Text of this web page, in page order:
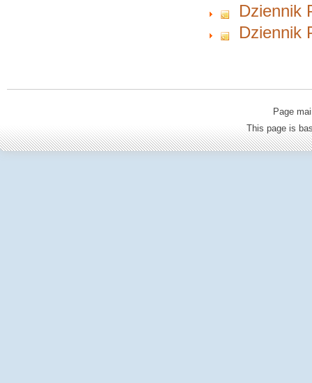
Dziennik
Dziennik
Page
This page is